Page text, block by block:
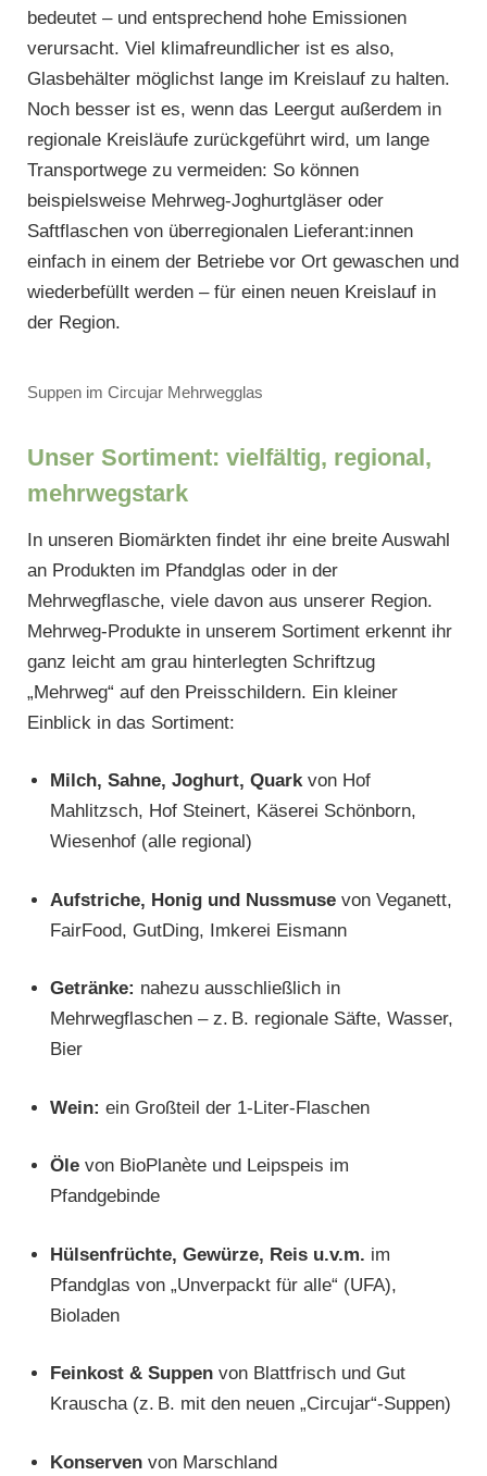
bedeutet – und entsprechend hohe Emissionen
verursacht. Viel klimafreundlicher ist es also,
Glasbehälter möglichst lange im Kreislauf zu halten.
Noch besser ist es, wenn das Leergut außerdem in
regionale Kreisläufe zurückgeführt wird, um lange
Transportwege zu vermeiden: So können
beispielsweise Mehrweg-Joghurtgläser oder
Saftflaschen von überregionalen Lieferant:innen
einfach in einem der Betriebe vor Ort gewaschen und
wiederbefüllt werden – für einen neuen Kreislauf in
der Region.
Suppen im Circujar Mehrwegglas
Unser Sortiment: vielfältig, regional,
mehrwegstark
In unseren Biomärkten findet ihr eine breite Auswahl
an Produkten im Pfandglas oder in der
Mehrwegflasche, viele davon aus unserer Region.
Mehrweg-Produkte in unserem Sortiment erkennt ihr
ganz leicht am grau hinterlegten Schriftzug
„Mehrweg“ auf den Preisschildern. Ein kleiner
Einblick in das Sortiment:
Milch, Sahne, Joghurt, Quarkvon Hof
Mahlitzsch, Hof Steinert, Käserei Schönborn,
Wiesenhof (alle regional)
Aufstriche, Honig und Nussmusevon Veganett,
FairFood, GutDing, Imkerei Eismann
Getränke: nahezu ausschließlich in
Mehrwegflaschen – z. B. regionale Säfte, Wasser,
Bier
Wein:ein Großteil der 1-Liter-Flaschen
Ölevon BioPlanète und Leipspeis im
Pfandgebinde
Hülsenfrüchte, Gewürze, Reis u.v.m. im
Pfandglas von „Unverpackt für alle“ (UFA),
Bioladen
Feinkost & Suppen von Blattfrisch und Gut
Krauscha (z. B. mit den neuen „Circujar“-Suppen)
Konservenvon Marschland